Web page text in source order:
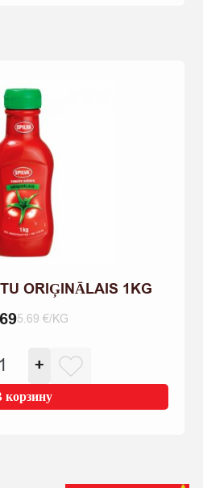
ORIĢINĀLAIS 1KG
5.69 €/KG
Количество
товара
KEČUPS
TOMĀTU
+
корзину